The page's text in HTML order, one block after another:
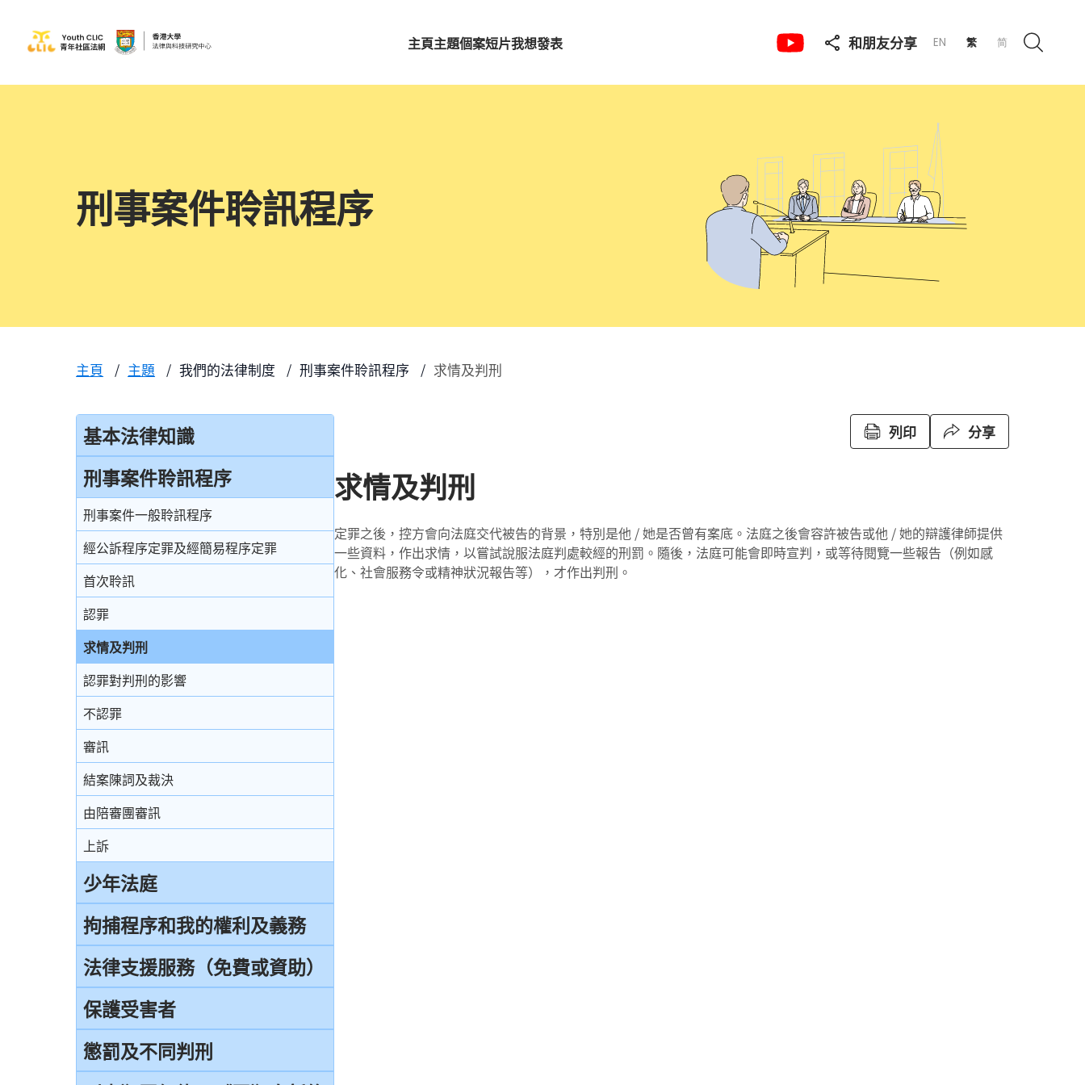
主頁主題個案短片我想發表 和朋友分享 简
繁
EN
刑事案件聆訊程序
主頁 主題 我們的法律制度 刑事案件聆訊程序 求情及判刑
基本法律知識
法治
香港法律來源
刑事訴訟及民事訴訟
事務律師與大律師
簡介律政司
香港法院及司法機構
刑事案件聆訊程序
刑事案件一般聆訊程序
經公訴程序定罪及經簡易程序定罪
首次聆訊
認罪
求情及判刑
認罪對判刑的影響
不認罪
審訊
結案陳詞及裁決
由陪審團審訊
上訴
少年法庭
少年法庭的司法管轄權
保護少年罪犯
少年法庭的聆訊程序
少年罪犯懲罰的限制
判刑原則
拘捕程序和我的權利及義務
引言
在公眾地方被警察截停和查問
在公眾地方被警察截停和搜身
緘默權
法律支援服務（免費或資助）
簡介本港部分法律援助
刑事訴訟法律援助計劃
當值律師計劃
保護受害者
受害者的權利
兒童證人
懲罰及不同判刑
列印 分享
求情及判刑
定罪之後，控方會向法庭交代被告的背景，特別是他 / 她是否曾有案底。法庭之後會容許被告或他 / 她的辯護律師提供
一些資料，作出求情，以嘗試說服法庭判處較經的刑罰。隨後，法庭可能會即時宣判，或等待閱覽一些報告（例如感
化、社會服務令或精神狀況報告等），才作出判刑。